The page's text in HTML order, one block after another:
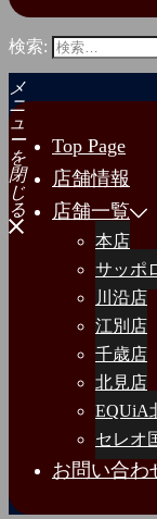
検索:
メ
ニ
ュ
ー
を
閉
じ
る
Top Page
店舗情報
店舗一覧
本店
サッポ
川沿店
江別店
千歳店
北見店
EQUiA
セレオ
お問い合わ